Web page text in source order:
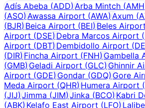
Adís Abeba (ADD)Arba Mintch (AMH
(ASO)Awassa Airport (AWA) Axum (
(BJR)Beica Airport (BEI) Beles Airport
Airport (DSE)Debra Marcos Airport (
Airport (DBT)Dembidollo Airport (
(DIR)Fincha Airport (FNH) Gambella
(GMB)Geladi Airport (GLC) Ghinnir
Airport (GDE)Gondar (GDQ) Gore
Meda Airport (QHR)Humera Airport (
(JIJ)Jimma (JIM) Jinka (BCO) Kabri
(ABK)Kelafo East Airport (LFO)